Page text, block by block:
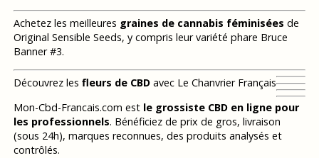
Achetez les meilleures graines de cannabis féminisées de
Original Sensible Seeds, y compris leur variété phare Bruce
Banner #3.
Découvrez les fleurs de CBDavec Le Chanvrier Français
Mon-Cbd-Francais.com est le grossiste CBD en ligne pour
les professionnels. Bénéficiez de prix de gros, livraison
(sous 24h), marques reconnues, des produits analysés et
contrôlés.